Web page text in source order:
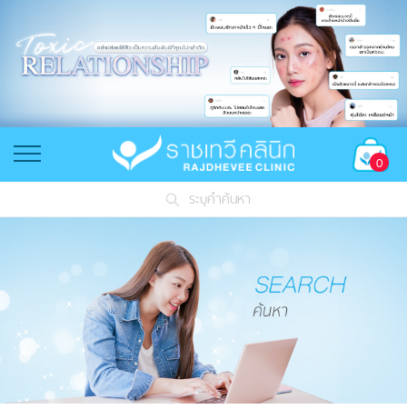
0
ระบุคำค้นหา